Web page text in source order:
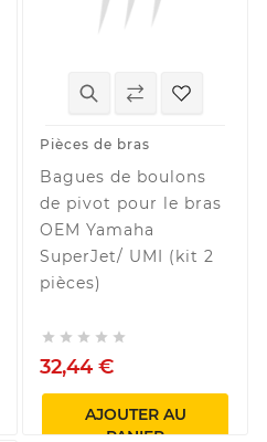
Pièces de bras
Bagues de boulons
de pivot pour le bras
OEM Yamaha
SuperJet/ UMI (kit 2
pièces)
    
32,44 €
AJOUTER AU
PANIER